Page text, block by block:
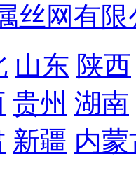
丝网有限
山东 陕西
贵州 湖南
新疆 内蒙